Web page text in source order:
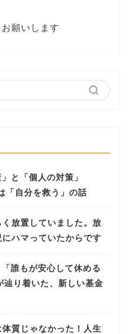
願いします
と「個人の対策」
「自分を救う」の話
く放置していました。放
ハマっていたからです
誰もが安心して休める
り着いた、新しい基金
質じゃなかった！人生